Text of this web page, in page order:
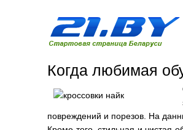
Когда любимая
повреждений и порезов. На